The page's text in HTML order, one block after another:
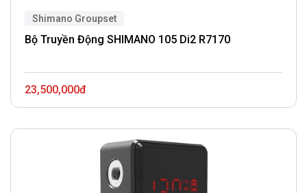
Shimano Groupset
Bộ Truyền Động SHIMANO 105 Di2 R7170
23,500,000đ